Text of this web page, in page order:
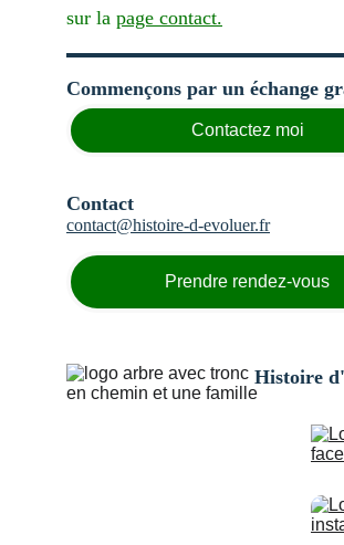
sur la page contact.
Histoire
Contact
contact@histoire-d-evoluer.fr
Contactez moi
Commençons par un échange
Prendre rendez-vous